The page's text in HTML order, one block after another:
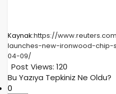
Kaynak:https://
launches-new-ironwood-
04-09/
Post Views: 120
Bu Yazıya Tepkiniz Ne Oldu?
0